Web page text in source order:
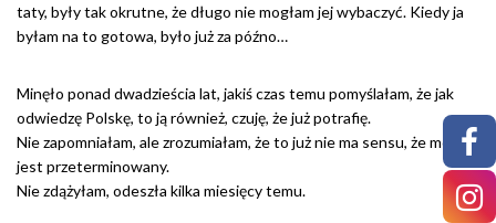
taty, były tak okrutne, że długo nie mogłam jej wybaczyć. Kiedy ja
byłam na to gotowa, było już za późno…
Minęło ponad dwadzieścia lat, jakiś czas temu pomyślałam, że jak
odwiedzę Polskę, to ją również, czuję, że już potrafię.
Nie zapomniałam, ale zrozumiałam, że to już nie ma sensu, że mój żal
jest przeterminowany.
Nie zdążyłam, odeszła kilka miesięcy temu.